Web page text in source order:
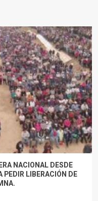
NACIONAL DESDE
PEDIR LIBERACIÓN DE